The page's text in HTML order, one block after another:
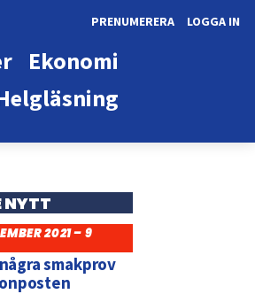
LOGGA IN
PRENUMERERA
Ekonomi
NYTT
2021 – 9
smakprov